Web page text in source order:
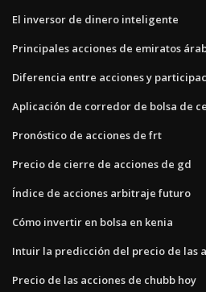
El inversor de dinero inteligente
Principales acciones de emiratos
Diferencia entre acciones y
Aplicación de corredor de bolsa de
Pronóstico de acciones de frt
Precio de cierre de acciones de gd
Índice de acciones arbitraje futuro
Cómo invertir en bolsa en kenia
Intuir la predicción del precio de las
Precio de las acciones de chubb hoy